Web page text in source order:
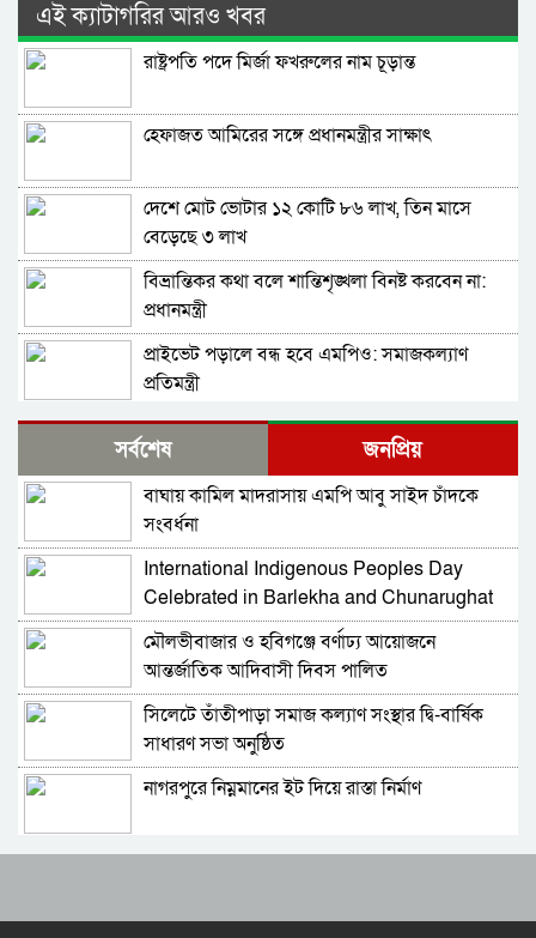
এই ক্যাটাগরির আরও খবর
রাষ্ট্রপতি পদে মির্জা ফখরুলের নাম চূড়ান্ত
হেফাজত আমিরের সঙ্গে প্রধানমন্ত্রীর সাক্ষাৎ
দেশে মোট ভোটার ১২ কোটি ৮৬ লাখ, তিন মাসে
বেড়েছে ৩ লাখ
বিভ্রান্তিকর কথা বলে শান্তিশৃঙ্খলা বিনষ্ট করবেন না:
প্রধানমন্ত্রী
প্রাইভেট পড়ালে বন্ধ হবে এমপিও: সমাজকল্যাণ
প্রতিমন্ত্রী
ড্যাবের প্রতিষ্ঠাবার্ষিকীতে চিকিৎসক সমাবেশের
উদ্বোধন করলেন প্রধানমন্ত্রী
দেশের ২৩তম রাষ্ট্রপতি কে হচ্ছেন? আলোচনায় আছেন
কারা?
জাতীয় সংসদের বিশেষ অধিবেশন ডাকা হচ্ছে
বগুড়ায় ও সিলেটে দুই ঘণ্টার ব্যবধানে সড়ক দুর্ঘটনায়
শিশুসহ প্রাণ গেল ১৫ জনের
বিমানবন্দরে ভিআইপি-সিআইপিসহ সবাইকে তল্লাশির
নির্দেশ
বিটিভির মহাপরিচালক হলেন কাজী জেসিন
সর্বশেষ জনপ্রিয়
বাঘায় কামিল মাদরাসায় এমপি আবু সাইদ চাঁদকে
সংবর্ধনা
International Indigenous Peoples Day
Celebrated in Barlekha and Chunarughat
মৌলভীবাজার ও হবিগঞ্জে বর্ণাঢ্য আয়োজনে
আন্তর্জাতিক আদিবাসী দিবস পালিত
সিলেটে তাঁতীপাড়া সমাজ কল্যাণ সংস্থার দ্বি-বার্ষিক
সাধারণ সভা অনুষ্ঠিত
নাগরপুরে নিম্নমানের ইট দিয়ে রাস্তা নির্মাণ
রাষ্ট্রপতি পদে মির্জা ফখরুলের নাম চূড়ান্ত